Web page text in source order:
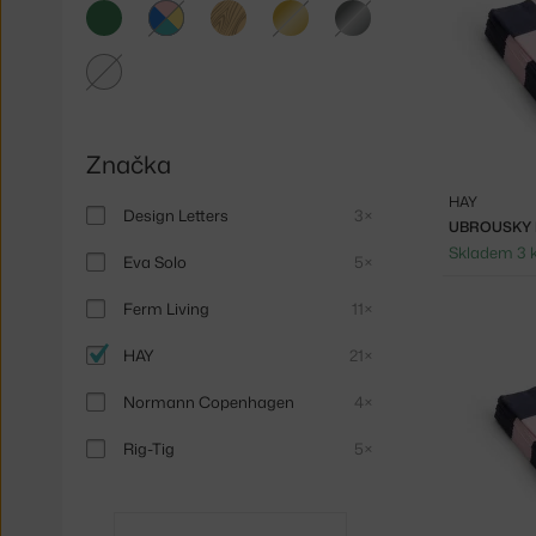
zelená
světlé
dřevo
zlatá stříbrná
čirá
Značka
Design Letters 3×
Eva Solo 5×
Ferm Living 11×
HAY 21×
Normann Copenhagen 4×
Rig-Tig 5×
HAY
Skladem 3